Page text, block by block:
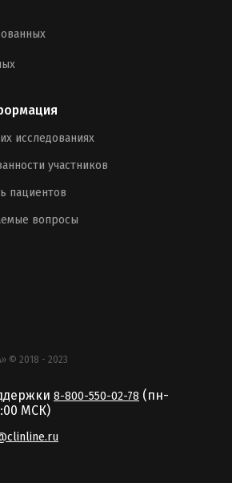
исследованиях
участников
пациентов
вопросы
2018 - 2023
8-800-550-02-78 (пн-
MCК)